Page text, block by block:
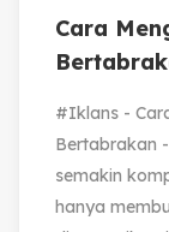
Cara
#Iklans -
Bertabrakan
semakin
hanya